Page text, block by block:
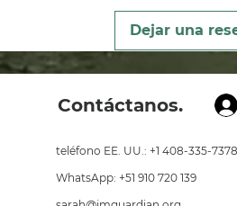
Dejar una
Contáctanos.
teléfono EE. UU.: +1 408-335-7378
WhatsApp: +51 910 720 139